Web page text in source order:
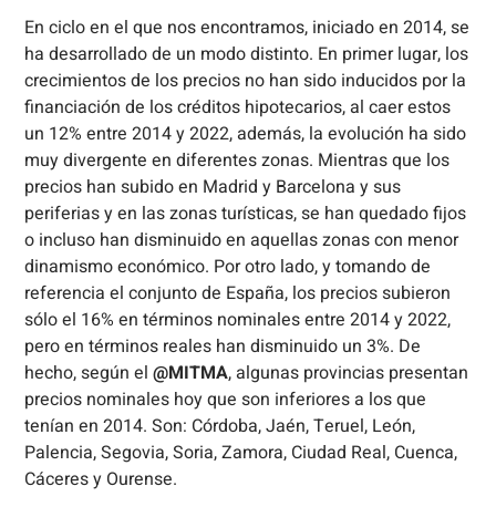
En ciclo en el que nos encontramos, iniciado en 2014, se
ha desarrollado de un modo distinto. En primer lugar, los
crecimientos de los precios no han sido inducidos por la
financiación de los créditos hipotecarios, al caer estos
un 12% entre 2014 y 2022, además, la evolución ha sido
muy divergente en diferentes zonas. Mientras que los
precios han subido en Madrid y Barcelona y sus
periferias y en las zonas turísticas, se han quedado fijos
o incluso han disminuido en aquellas zonas con menor
dinamismo económico. Por otro lado, y tomando de
referencia el conjunto de España, los precios subieron
sólo el 16% en términos nominales entre 2014 y 2022,
pero en términos reales han disminuido un 3%. De
hecho, según el@MITMA, algunas provincias presentan
precios nominales hoy que son inferiores a los que
tenían en 2014. Son: Córdoba, Jaén, Teruel, León,
Palencia, Segovia, Soria, Zamora, Ciudad Real, Cuenca,
Cáceres y Ourense.